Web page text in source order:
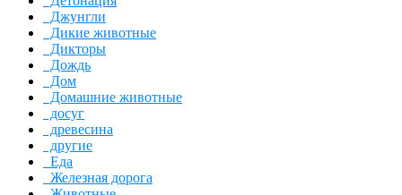
Джунгли
Дикие животные
Дикторы
Дождь
Дом
Домашние животные
досуг
древесина
другие
Еда
Железная дорога